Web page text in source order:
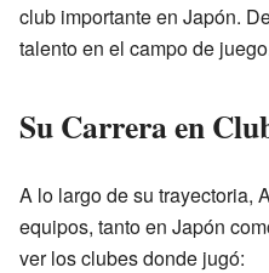
club importante en Japón.
talento en el campo de
Su Carrera en
A lo largo de su trayectoria,
equipos, tanto en Japón
ver los clubes donde jugó: